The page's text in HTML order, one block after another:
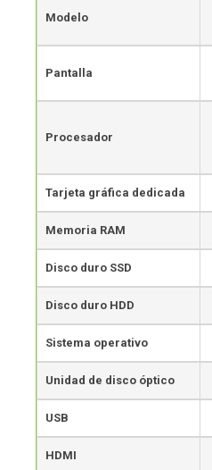
Modelo
Pantalla
Procesador
Tarjeta gráfica dedicada
Memoria RAM
Disco duro SSD
Disco duro HDD
Sistema operativo
Unidad de disco óptico
USB
HDMI